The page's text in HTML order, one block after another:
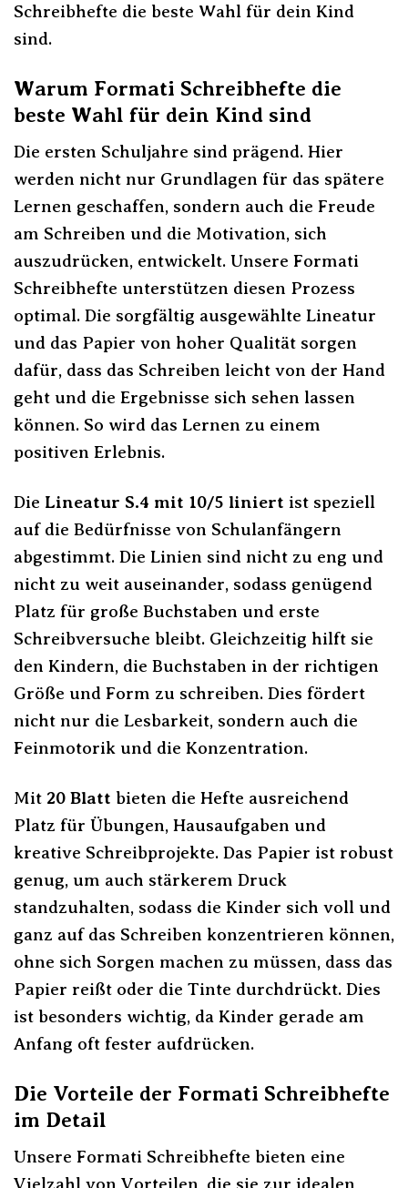
Schreibhefte die beste Wahl für dein Kind
sind.
Warum Formati Schreibhefte die
beste Wahl für dein Kind sind
Die ersten Schuljahre sind prägend. Hier
werden nicht nur Grundlagen für das spätere
Lernen geschaffen, sondern auch die Freude
am Schreiben und die Motivation, sich
auszudrücken, entwickelt. Unsere Formati
Schreibhefte unterstützen diesen Prozess
optimal. Die sorgfältig ausgewählte Lineatur
und das Papier von hoher Qualität sorgen
dafür, dass das Schreiben leicht von der Hand
geht und die Ergebnisse sich sehen lassen
können. So wird das Lernen zu einem
positiven Erlebnis.
Die Lineatur S.4 mit 10/5 liniert ist speziell
auf die Bedürfnisse von Schulanfängern
abgestimmt. Die Linien sind nicht zu eng und
nicht zu weit auseinander, sodass genügend
Platz für große Buchstaben und erste
Schreibversuche bleibt. Gleichzeitig hilft sie
den Kindern, die Buchstaben in der richtigen
Größe und Form zu schreiben. Dies fördert
nicht nur die Lesbarkeit, sondern auch die
Feinmotorik und die Konzentration.
Mit 20 Blatt bieten die Hefte ausreichend
Platz für Übungen, Hausaufgaben und
kreative Schreibprojekte. Das Papier ist robust
genug, um auch stärkerem Druck
standzuhalten, sodass die Kinder sich voll und
ganz auf das Schreiben konzentrieren können,
ohne sich Sorgen machen zu müssen, dass das
Papier reißt oder die Tinte durchdrückt. Dies
ist besonders wichtig, da Kinder gerade am
Anfang oft fester aufdrücken.
Die Vorteile der Formati Schreibhefte
im Detail
Unsere Formati Schreibhefte bieten eine